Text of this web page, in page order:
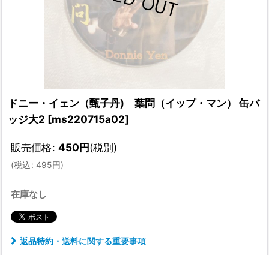
ドニー・イェン（甄子丹) 葉問（イップ・マン） 缶バ
ッジ大2 [ms220715a02]
販売価格: 450円(税別)
(税込: 495円)
在庫なし
返品特約・送料に関する重要事項